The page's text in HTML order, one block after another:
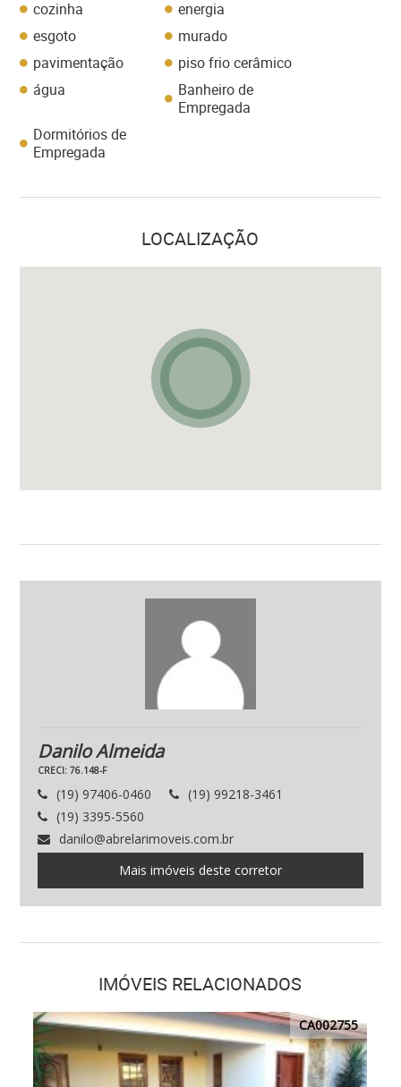
cozinha
energia
esgoto
murado
pavimentação
piso frio cerâmico
água
Banheiro de
Empregada
Dormitórios de
Empregada
LOCALIZAÇÃO
Danilo Almeida
CRECI: 76.148-F
(19) 97406-0460
(19) 99218-3461
(19) 3395-5560
danilo@abrelarimoveis.com.br
Mais imóveis deste corretor
IMÓVEIS RELACIONADOS
CA002755